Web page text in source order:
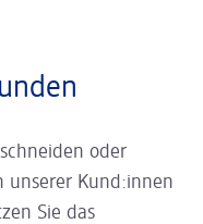
oder
unserer Kund:innen
Sie das